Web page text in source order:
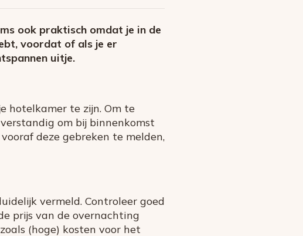
ook praktisch omdat je in de
voordat of als je er
uitje.
hotelkamer te zijn. Om te
om bij binnenkomst
deze gebreken te melden,
vermeld. Controleer goed
prijs van de overnachting
(hoge) kosten voor het